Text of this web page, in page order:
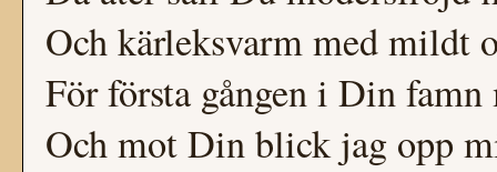
Och kärleksvarm med mildt
För första gången i Din
Och mot Din blick jag opp